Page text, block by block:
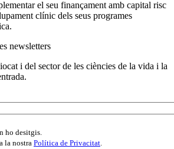
el seu finançament amb capital risc
clínic dels seus programes
newsletters
i del sector de les ciències de la vida i la
ho desitgis.
la nostra Política de Privacitat.